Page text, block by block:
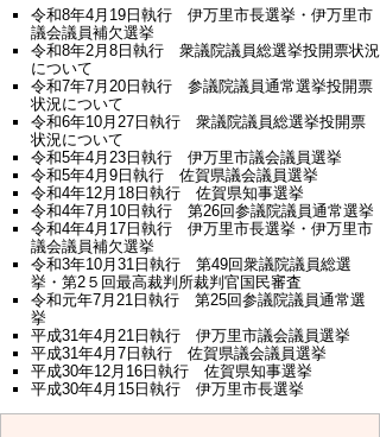
令和8年4月19日執行 伊万里市長選挙・伊万里市
議会議員補欠選挙
令和8年2月8日執行 衆議院議員総選挙投開票状況
について
令和7年7月20日執行 参議院議員通常選挙投開票
状況について
令和6年10月27日執行 衆議院議員総選挙投開票
状況について
令和5年4月23日執行 伊万里市議会議員選挙
令和5年4月9日執行 佐賀県議会議員選挙
令和4年12月18日執行 佐賀県知事選挙
令和4年7月10日執行 第26回参議院議員通常選挙
令和4年4月17日執行 伊万里市長選挙・伊万里市
議会議員補欠選挙
令和3年10月31日執行 第49回衆議院議員総選
挙・第2５回最高裁判所裁判官国民審査
令和元年7月21日執行 第25回参議院議員通常選
挙
平成31年4月21日執行 伊万里市議会議員選挙
平成31年4月7日執行 佐賀県議会議員選挙
平成30年12月16日執行 佐賀県知事選挙
平成30年4月15日執行 伊万里市長選挙